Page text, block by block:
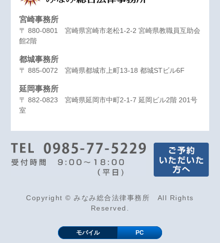
宮崎事務所
〒 880-0801 宮崎県宮崎市老松1-2-2 宮崎県教職員互助会
館2階
都城事務所
〒 885-0072 宮崎県都城市上町13-18 都城STビル6F
延岡事務所
〒 882-0823 宮崎県延岡市中町2-1-7 延岡ビル2階 201号
室
Copyright © みなみ総合法律事務所 All Rights
Reserved.
モバイル PC